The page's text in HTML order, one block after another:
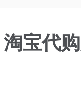
淘宝代